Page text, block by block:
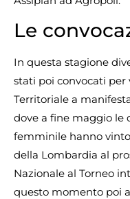
Le
In questa stagione
stati poi convocati
Territoriale a
dove a fine maggio le
femminile hanno
della Lombardia al
Nazionale al Torneo
questo momento poi